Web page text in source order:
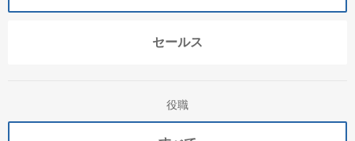
セールス
役職